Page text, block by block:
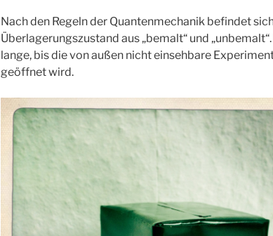
Nach den Regeln der Quantenmechanik befindet
Überlagerungszustand aus „bemalt“ und
lange, bis die von außen nicht einsehbare
geöffnet wird.